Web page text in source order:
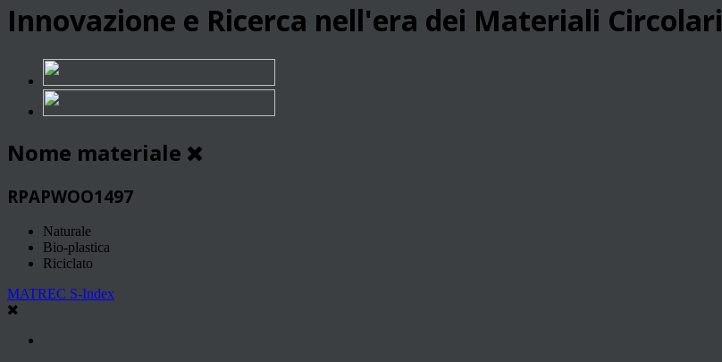
Innovazione e Ricerca nell'era dei Materiali Circolari
Nome materiale
RPAPWOO1497
Naturale
Bio-plastica
Riciclato
MATREC S-Index